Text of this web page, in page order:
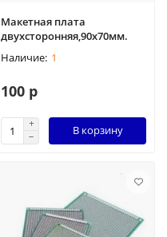
Макетная плата
двухсторонняя,90х70мм.
1
100 р
В корзину